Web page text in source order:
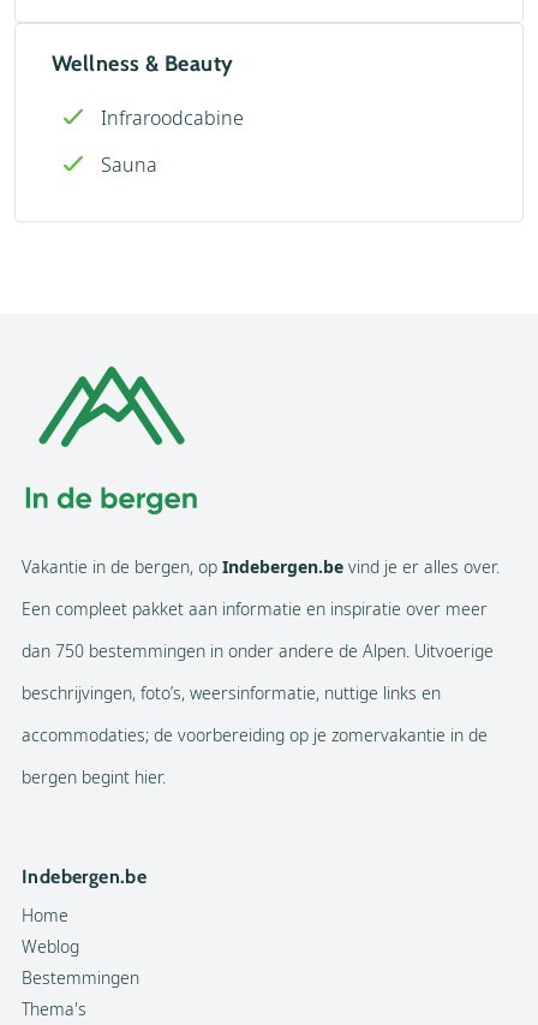
Wellness & Beauty
Infraroodcabine
Sauna
Vakantie in de bergen, op Indebergen.be vind je er alles over.
Een compleet pakket aan informatie en inspiratie over meer
dan 750 bestemmingen in onder andere de Alpen. Uitvoerige
beschrijvingen, foto’s, weersinformatie, nuttige links en
accommodaties; de voorbereiding op je zomervakantie in de
bergen begint hier.
Indebergen.be
Home
Weblog
Bestemmingen
Thema's